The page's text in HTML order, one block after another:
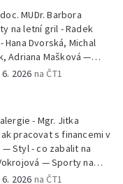
Pavla Pavelková —
Hradilová — Muzejní
MUDr. Barbora
na letní gril - Radek
Hana Dvorská, Michal
Adriana Mašková —
roku — Zooterapie -
— Sladké recepty na
6. 2026 na ČT1
- Mgr. Jitka
pracovat s financemi v
— Styl - co zabalit na
— Sporty na
Alžběta Jungrová —
6. 2026 na ČT1